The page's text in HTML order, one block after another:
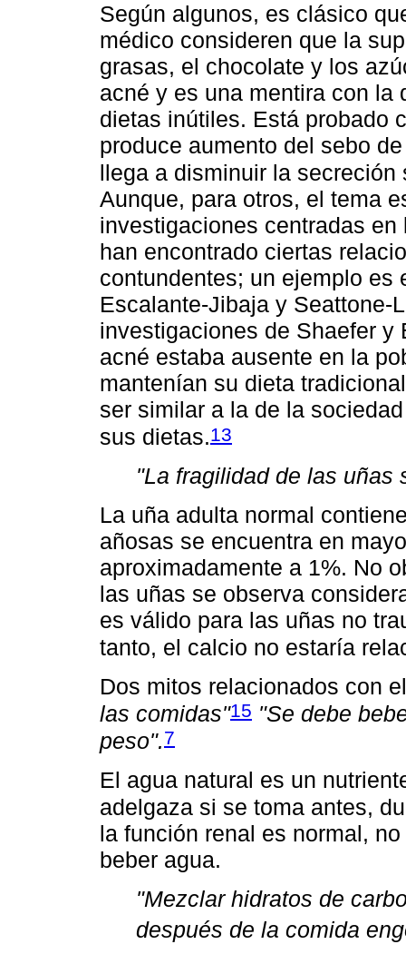
Según algunos, es clásico
médico consideren que la
grasas, el chocolate y los
acné y es una mentira con
dietas inútiles. Está probado
produce aumento del sebo
llega a disminuir la
Aunque, para otros, el tema
investigaciones centradas
han encontrado ciertas
contundentes; un ejemplo es
Escalante-Jibaja y Seattone-
investigaciones de Shaefer y
acné estaba ausente en la
mantenían su dieta
ser similar a la de la
sus dietas.13
"La fragilidad de las uñas
La uña adulta normal
añosas se encuentra en
aproximadamente a 1%. No
las uñas se observa
es válido para las uñas no
tanto, el calcio no estaría
Dos mitos relacionados con
las comidas"15 "Se debe
peso".7
El agua natural es un
adelgaza si se toma antes,
la función renal es normal,
beber agua.
"Mezclar hidratos de
después de la comida